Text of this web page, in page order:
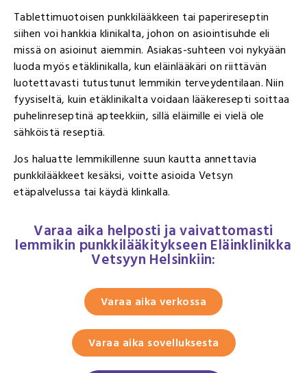
Tablettimuotoisen punkkilääkkeen tai paperireseptin
siihen voi hankkia klinikalta, johon on asiointisuhde eli
missä on asioinut aiemmin. Asiakas-suhteen voi nykyään
luoda myös etäklinikalla, kun eläinlääkäri on riittävän
luotettavasti tutustunut lemmikin terveydentilaan. Niin
fyysiseltä, kuin etäklinikalta voidaan lääkeresepti soittaa
puhelinreseptinä apteekkiin, sillä eläimille ei vielä ole
sähköistä reseptiä.
Jos haluatte lemmikillenne suun kautta annettavia
punkkilääkkeet kesäksi, voitte asioida Vetsyn
etäpalvelussa tai käydä klinkalla.
Varaa aika helposti ja vaivattomasti
lemmikin punkkilääkitykseen Eläinklinikka
Vetsyyn Helsinkiin:
Varaa aika verkossa
Varaa aika sovelluksesta